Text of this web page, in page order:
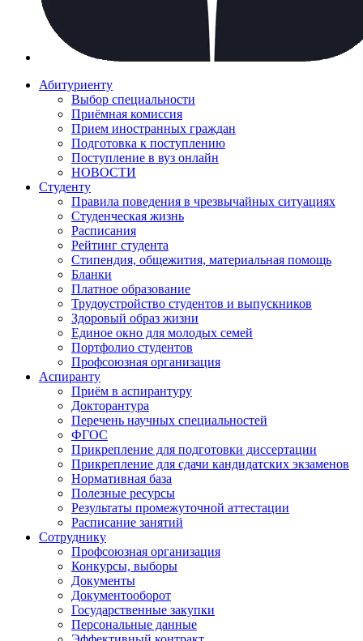
Абитуриенту
Выбор специальности
Приёмная комиссия
Прием иностранных граждан
Подготовка к поступлению
Поступление в вуз онлайн
НОВОСТИ
Студенту
Правила поведения в чрезвычайных ситуациях
Студенческая жизнь
Расписания
Рейтинг студента
Стипендия, общежития, материальная помощь
Бланки
Платное образование
Трудоустройство студентов и выпускников
Здоровый образ жизни
Единое окно для молодых семей
Портфолио студентов
Профсоюзная организация
Аспиранту
Приём в аспирантуру
Докторантура
Перечень научных специальностей
ФГОС
Прикрепление для подготовки диссертации
Прикрепление для сдачи кандидатских экзаменов
Нормативная база
Полезные ресурсы
Результаты промежуточной аттестации
Расписание занятий
Сотруднику
Профсоюзная организация
Конкурсы, выборы
Документы
Документооборот
Государственные закупки
Персональные данные